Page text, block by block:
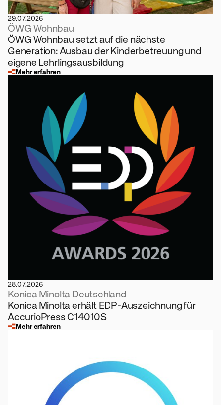
29.07.2026
ÖWG Wohnbau
ÖWG Wohnbau setzt auf die nächste
Generation: Ausbau der Kinderbetreuung und
eigene Lehrlingsausbildung
Mehr erfahren
28.07.2026
Konica Minolta Deutschland
Konica Minolta erhält EDP-Auszeichnung für
AccurioPress C14010S
Mehr erfahren